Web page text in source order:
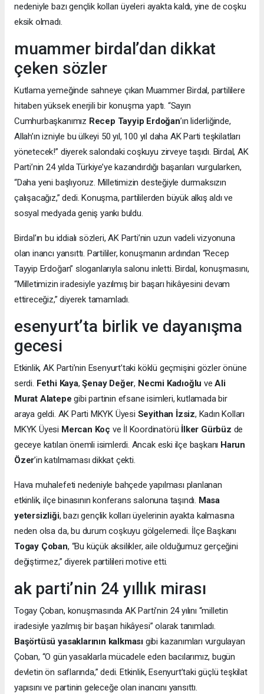
nedeniyle bazı gençlik kolları üyeleri ayakta kaldı, yine de coşku
eksik olmadı.
muammer birdal’dan dikkat
çeken sözler
Kutlama yemeğinde sahneye çıkan Muammer Birdal, partililere
hitaben yüksek enerjili bir konuşma yaptı. “Sayın
Cumhurbaşkanımız Recep Tayyip Erdoğan’ın liderliğinde,
Allah’ın izniyle bu ülkeyi 50 yıl, 100 yıl daha AK Parti teşkilatları
yönetecek!” diyerek salondaki coşkuyu zirveye taşıdı. Birdal, AK
Parti’nin 24 yılda Türkiye’ye kazandırdığı başarıları vurgularken,
“Daha yeni başlıyoruz. Milletimizin desteğiyle durmaksızın
çalışacağız,” dedi. Konuşma, partililerden büyük alkış aldı ve
sosyal medyada geniş yankı buldu.
Birdal’ın bu iddialı sözleri, AK Parti’nin uzun vadeli vizyonuna
olan inancı yansıttı. Partililer, konuşmanın ardından “Recep
Tayyip Erdoğan” sloganlarıyla salonu inletti. Birdal, konuşmasını,
“Milletimizin iradesiyle yazılmış bir başarı hikâyesini devam
ettireceğiz,” diyerek tamamladı.
esenyurt’ta birlik ve dayanışma
gecesi
Etkinlik, AK Parti’nin Esenyurt’taki köklü geçmişini gözler önüne
serdi. Fethi Kaya,Şenay Değer, Necmi Kadıoğlu veAli
Murat Alatepe gibi partinin efsane isimleri, kutlamada bir
araya geldi. AK Parti MKYK Üyesi Seyithan İzsiz, Kadın Kolları
MKYK Üyesi Mercan Koç ve İl Koordinatörü İlker Gürbüz de
geceye katılan önemli isimlerdi. Ancak eski ilçe başkanı Harun
Özer’in katılmaması dikkat çekti.
Hava muhalefeti nedeniyle bahçede yapılması planlanan
etkinlik, ilçe binasının konferans salonuna taşındı. Masa
yetersizliği, bazı gençlik kolları üyelerinin ayakta kalmasına
neden olsa da, bu durum coşkuyu gölgelemedi. İlçe Başkanı
Togay Çoban, “Bu küçük aksilikler, aile olduğumuz gerçeğini
değiştirmez,” diyerek partilileri motive etti.
ak parti’nin 24 yıllık mirası
Togay Çoban, konuşmasında AK Parti’nin 24 yılını “milletin
iradesiyle yazılmış bir başarı hikâyesi” olarak tanımladı.
Başörtüsü yasaklarının kalkması gibi kazanımları vurgulayan
Çoban, “O gün yasaklarla mücadele eden bacılarımız, bugün
devletin ön saflarında,” dedi. Etkinlik, Esenyurt’taki güçlü teşkilat
yapısını ve partinin geleceğe olan inancını yansıttı.